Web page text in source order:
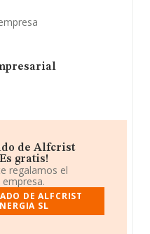
de Alfcrist
gratis!
regalamos el
DE ALFCRIST
SL